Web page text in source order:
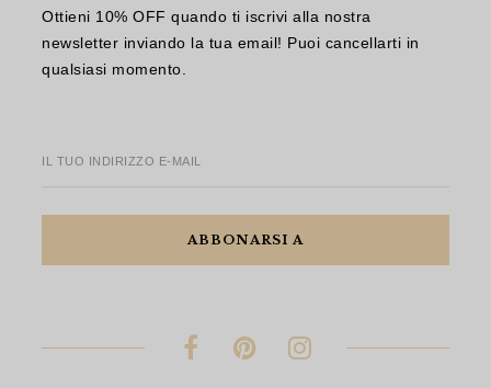
Ottieni 10% OFF quando ti iscrivi alla nostra
newsletter inviando la tua email! Puoi cancellarti in
qualsiasi momento.
IL TUO INDIRIZZO E-MAIL